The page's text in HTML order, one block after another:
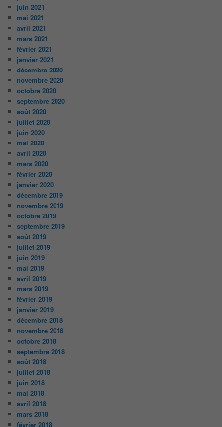
juin 2021
mai 2021
avril 2021
mars 2021
février 2021
janvier 2021
décembre 2020
novembre 2020
octobre 2020
septembre 2020
août 2020
juillet 2020
juin 2020
mai 2020
avril 2020
mars 2020
février 2020
janvier 2020
décembre 2019
novembre 2019
octobre 2019
septembre 2019
août 2019
juillet 2019
juin 2019
mai 2019
avril 2019
mars 2019
février 2019
janvier 2019
décembre 2018
novembre 2018
octobre 2018
septembre 2018
août 2018
juillet 2018
juin 2018
mai 2018
avril 2018
mars 2018
février 2018